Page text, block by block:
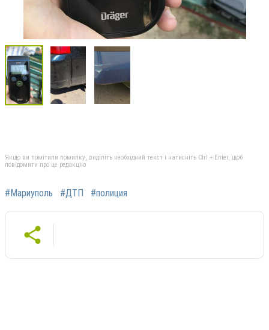
Якщо ви помітили помилку, виділіть необхідний текст і натисніть Ctrl + Enter, щоб
повідомити про це редакцію
#Мариуполь #ДТП #полиция